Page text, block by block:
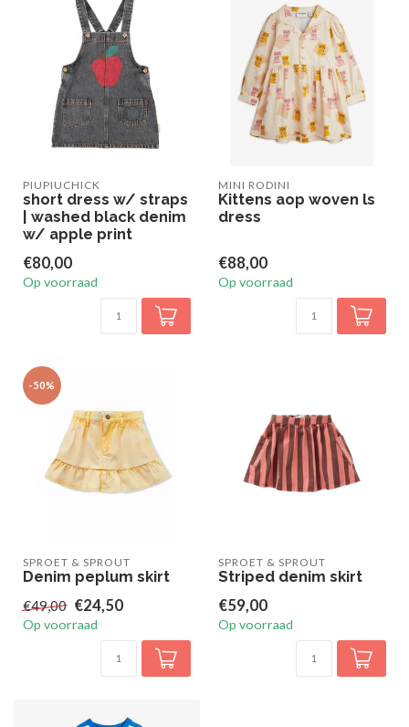
PIUPIUCHICK
short dress w/ straps
| washed black denim
w/ apple print
€80,00
Op voorraad
MINI RODINI
Kittens aop woven ls
dress
€88,00
Op voorraad
-50%
SPROET & SPROUT
Denim peplum skirt
€49,00 €24,50
Op voorraad
SPROET & SPROUT
Striped denim skirt
€59,00
Op voorraad